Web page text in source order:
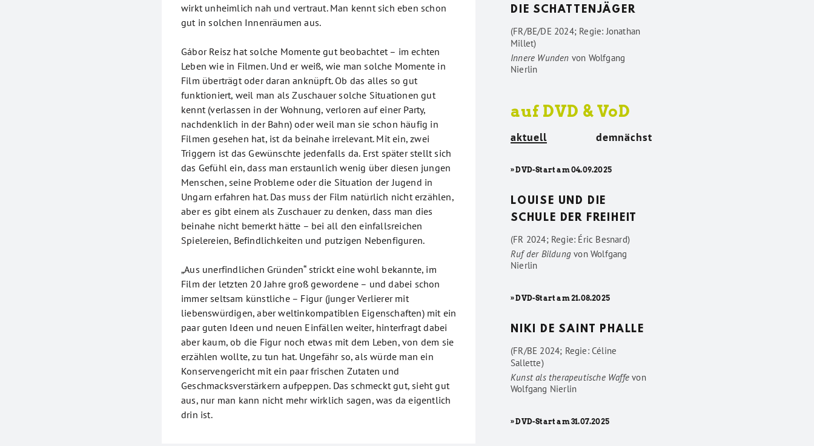
wirkt unheimlich nah und vertraut. Man kennt sich eben schon
gut in solchen Innenräumen aus.
Gábor Reisz hat solche Momente gut beobachtet – im echten
Leben wie in Filmen. Und er weiß, wie man solche Momente in
Film überträgt oder daran anknüpft. Ob das alles so gut
funktioniert, weil man als Zuschauer solche Situationen gut
kennt (verlassen in der Wohnung, verloren auf einer Party,
nachdenklich in der Bahn) oder weil man sie schon häufig in
Filmen gesehen hat, ist da beinahe irrelevant. Mit ein, zwei
Triggern ist das Gewünschte jedenfalls da. Erst später stellt sich
das Gefühl ein, dass man erstaunlich wenig über diesen jungen
Menschen, seine Probleme oder die Situation der Jugend in
Ungarn erfahren hat. Das muss der Film natürlich nicht erzählen,
aber es gibt einem als Zuschauer zu denken, dass man dies
beinahe nicht bemerkt hätte – bei all den einfallsreichen
Spielereien, Befindlichkeiten und putzigen Nebenfiguren.
„Aus unerfindlichen Gründen“ strickt eine wohl bekannte, im
Film der letzten 20 Jahre groß gewordene – und dabei schon
immer seltsam künstliche – Figur (junger Verlierer mit
liebenswürdigen, aber weltinkompatiblen Eigenschaften) mit ein
paar guten Ideen und neuen Einfällen weiter, hinterfragt dabei
aber kaum, ob die Figur noch etwas mit dem Leben, von dem sie
erzählen wollte, zu tun hat. Ungefähr so, als würde man ein
Konservengericht mit ein paar frischen Zutaten und
Geschmacksverstärkern aufpeppen. Das schmeckt gut, sieht gut
aus, nur man kann nicht mehr wirklich sagen, was da eigentlich
drin ist.
DIE SCHATTENJÄGER
(FR/BE/DE 2024; Regie: Jonathan
Millet)
Innere Wunden von Wolfgang
Nierlin
auf DVD & VoD
aktuell demnächst
» DVD-Start am 04.09.2025
LOUISE UND DIE
SCHULE DER FREIHEIT
(FR 2024; Regie: Éric Besnard)
Ruf der Bildungvon Wolfgang
Nierlin
» DVD-Start am 21.08.2025
NIKI DE SAINT PHALLE
(FR/BE 2024; Regie: Céline
Sallette)
Kunst als therapeutische Waffevon
Wolfgang Nierlin
» DVD-Start am 31.07.2025